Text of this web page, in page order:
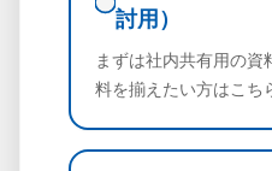
討用）
まずは社内共有用の
料を揃えたい方はこち